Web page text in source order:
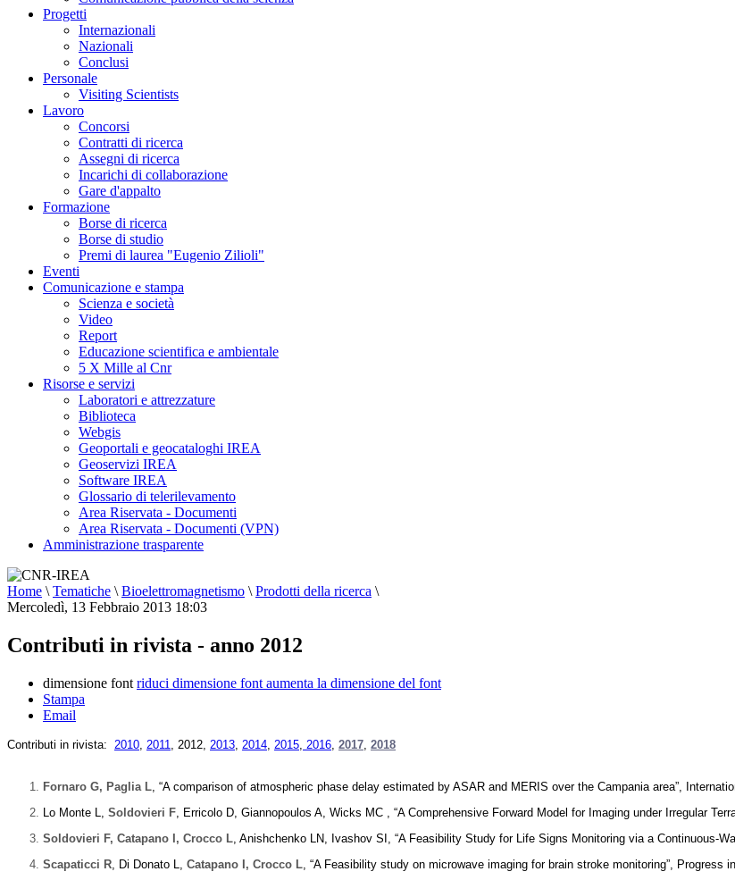
Progetti
Internazionali
Nazionali
Conclusi
Personale
Visiting Scientists
Lavoro
Concorsi
Contratti di ricerca
Assegni di ricerca
Incarichi di collaborazione
Gare d'appalto
Formazione
Borse di ricerca
Borse di studio
Premi di laurea "Eugenio Zilioli"
Eventi
Comunicazione e stampa
Scienza e società
Video
Report
Educazione scientifica e ambientale
5 X Mille al Cnr
Risorse e servizi
Laboratori e attrezzature
Biblioteca
Webgis
Geoportali e geocataloghi IREA
Geoservizi IREA
Software IREA
Glossario di telerilevamento
Area Riservata - Documenti
Area Riservata - Documenti (VPN)
Amministrazione trasparente
Home \ Tematiche \ Bioelettromagnetismo \ Prodotti della ricerca \
Mercoledì, 13 Febbraio 2013 18:03
Contributi in rivista - anno 2012
dimensione font riduci dimensione font aumenta la dimensione del font
Stampa
Email
Contributi in rivista: 2010 2011 2012 2013 2014 2015 2016 2017 2018
Fornaro G, Paglia L , “A comparison of atmospheric phase delay estimated by ASAR and MERIS over the Campania area”,
Lo Monte L, Soldovieri F , Erricolo D, Giannopoulos A, Wicks MC , “A Comprehensive Forward Model for Imaging under Irregular
Soldovieri F, Catapano I, Crocco L , Anishchenko LN, Ivashov SI, “A Feasibility Study for Life Signs Monitoring via a Continuous-
Scapaticci R , Di Donato L, Catapano I, Crocco L , “A Feasibility study on microwave imaging for brain stroke monitoring”, Progress